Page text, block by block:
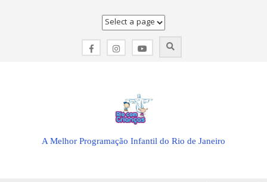
A Melhor Programação Infantil do Rio de Janeiro